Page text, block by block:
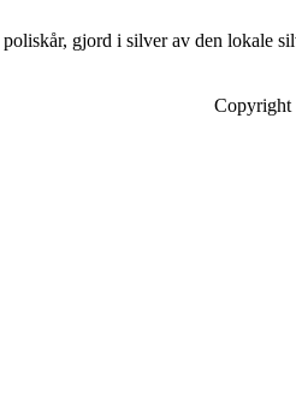
gjord i silver av den lokale
Copyright